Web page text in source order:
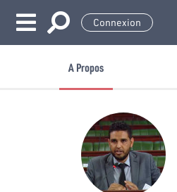
Connexion
A Propos